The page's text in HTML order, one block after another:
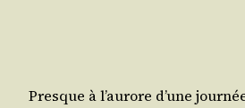
Presque à l’au­rore d’une